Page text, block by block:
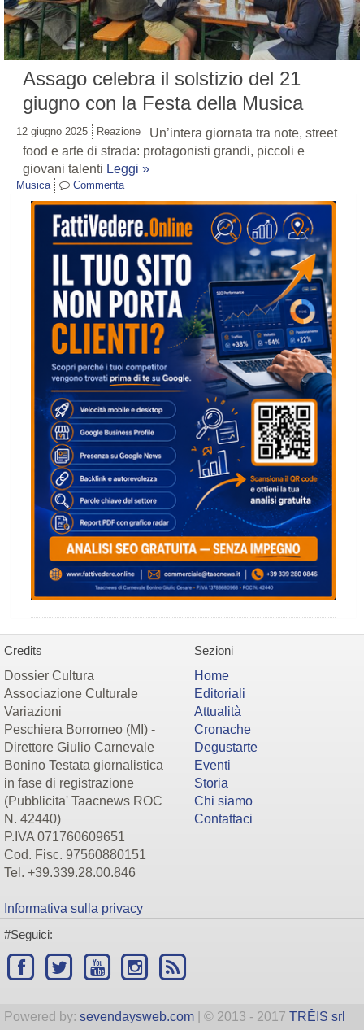
Assago celebra il solstizio del 21
giugno con la Festa della Musica
12 giugno 2025 Reazione
Un’intera giornata tra note, street
food e arte di strada: protagonisti grandi, piccoli e
giovani talenti Leggi »
Musica Commenta
Credits
Dossier Cultura
Associazione Culturale
Variazioni
Peschiera Borromeo (MI) -
Direttore Giulio Carnevale
Bonino Testata giornalistica
in fase di registrazione
(Pubblicita' Taacnews ROC
N. 42440)
P.IVA 071760609651
Cod. Fisc. 97560880151
Tel. +39.339.28.00.846
Informativa sulla privacy
Sezioni
Home
Editoriali
Attualità
Cronache
Degustarte
Eventi
Storia
Chi siamo
Contattaci
#Seguici:
Powered by: sevendaysweb.com | © 2013 - 2017 TRÊIS srl